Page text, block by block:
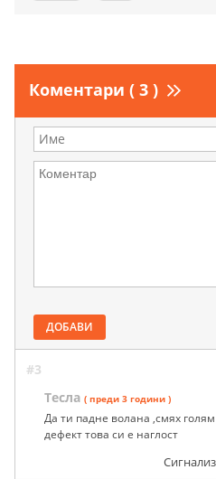
Коментари ( 3 )
ДОБАВИ
#3
Тесла ( преди 3 години )
Да ти падне волана ,смях
дефект това си е наглост